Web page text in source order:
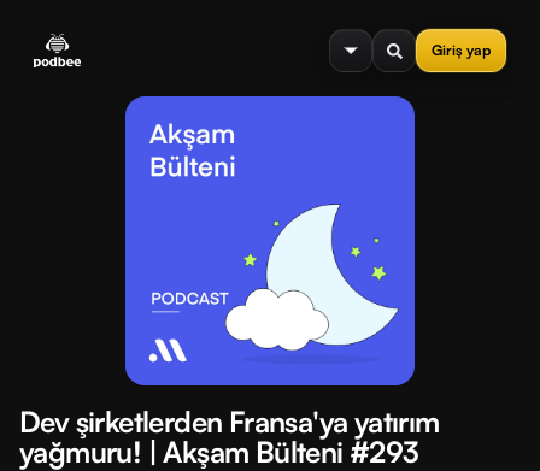
Giriş yap
menu
Dev şirketlerden Fransa'ya yatırım
yağmuru! | Akşam Bülteni #293